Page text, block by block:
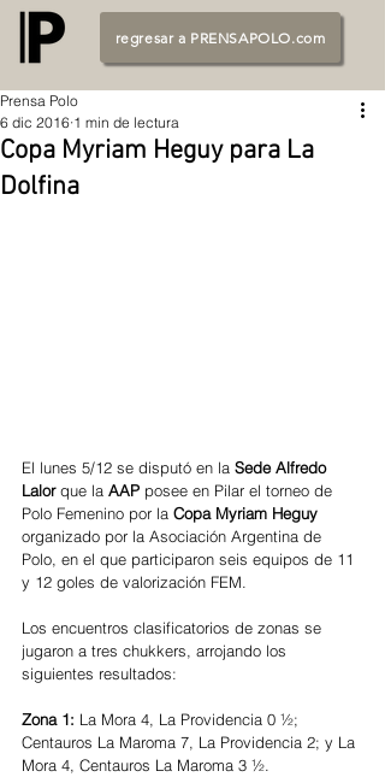
regresar a PRENSAPOLO.com
Copa Myriam Heguy para La
Dolfina
Prensa Polo
6 dic 2016 1 min de lectura
El lunes 5/12 se disputó en la Sede Alfredo
Lalor que la AAP posee en Pilar el torneo de
Polo Femenino por la Copa Myriam Heguy
organizado por la Asociación Argentina de
Polo, en el que participaron seis equipos de 11
y 12 goles de valorización FEM.
Los encuentros clasificatorios de zonas se
jugaron a tres chukkers, arrojando los
siguientes resultados:
Zona 1: La Mora 4, La Providencia 0 ½;
Centauros La Maroma 7, La Providencia 2; y La
Mora 4, Centauros La Maroma 3 ½.